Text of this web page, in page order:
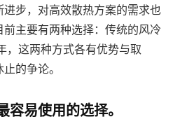
步，对高效散热方案的需求也
主要有两种选择：传统的风冷
，这两种方式各有优势与取
的争论。
容易使用的选择。